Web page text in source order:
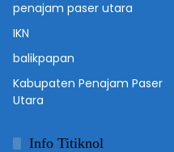
penajam paser utara
IKN
balikpapan
Kabupaten Penajam Paser
Utara
Info Titiknol